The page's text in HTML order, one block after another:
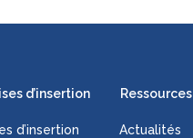
d’insertion
d’insertion
Ressources
Actualités